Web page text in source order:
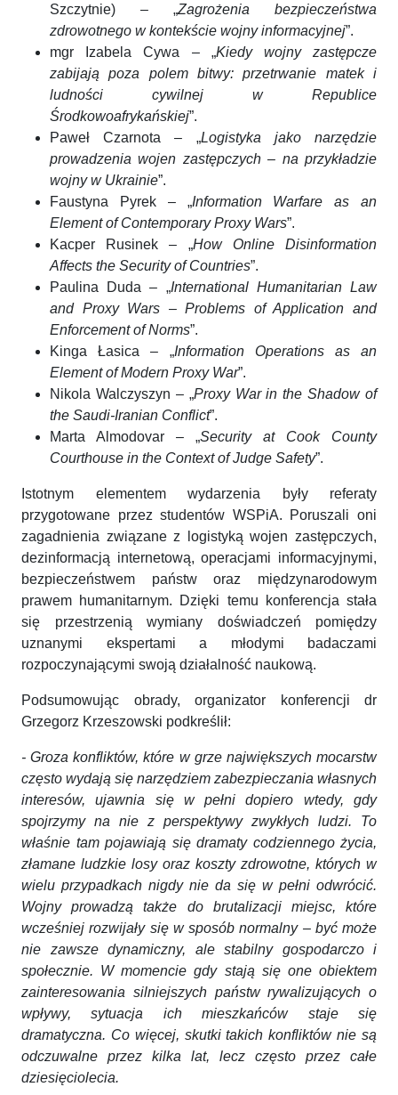
Szczytnie) – „Zagrożenia bezpieczeństwa
zdrowotnego w kontekście wojny informacyjnej”.
mgr Izabela Cywa – „Kiedy wojny zastępcze
zabijają poza polem bitwy: przetrwanie matek i
ludności cywilnej w Republice
Środkowoafrykańskiej”.
Paweł Czarnota – „Logistyka jako narzędzie
prowadzenia wojen zastępczych – na przykładzie
wojny w Ukrainie”.
Faustyna Pyrek – „Information Warfare as an
Element of Contemporary Proxy Wars”.
Kacper Rusinek – „How Online Disinformation
Affects the Security of Countries”.
Paulina Duda – „International Humanitarian Law
and Proxy Wars – Problems of Application and
Enforcement of Norms”.
Kinga Łasica – „Information Operations as an
Element of Modern Proxy War”.
Nikola Walczyszyn – „Proxy War in the Shadow of
the Saudi-Iranian Conflict”.
Marta Almodovar – „Security at Cook County
Courthouse in the Context of Judge Safety”.
Istotnym elementem wydarzenia były referaty
przygotowane przez studentów WSPiA. Poruszali oni
zagadnienia związane z logistyką wojen zastępczych,
dezinformacją internetową, operacjami informacyjnymi,
bezpieczeństwem państw oraz międzynarodowym
prawem humanitarnym. Dzięki temu konferencja stała
się przestrzenią wymiany doświadczeń pomiędzy
uznanymi ekspertami a młodymi badaczami
rozpoczynającymi swoją działalność naukową.
Podsumowując obrady, organizator konferencji dr
Grzegorz Krzeszowski podkreślił:
- Groza konfliktów, które w grze największych mocarstw
często wydają się narzędziem zabezpieczania własnych
interesów, ujawnia się w pełni dopiero wtedy, gdy
spojrzymy na nie z perspektywy zwykłych ludzi. To
właśnie tam pojawiają się dramaty codziennego życia,
złamane ludzkie losy oraz koszty zdrowotne, których w
wielu przypadkach nigdy nie da się w pełni odwrócić.
Wojny prowadzą także do brutalizacji miejsc, które
wcześniej rozwijały się w sposób normalny – być może
nie zawsze dynamiczny, ale stabilny gospodarczo i
społecznie. W momencie gdy stają się one obiektem
zainteresowania silniejszych państw rywalizujących o
wpływy, sytuacja ich mieszkańców staje się
dramatyczna. Co więcej, skutki takich konfliktów nie są
odczuwalne przez kilka lat, lecz często przez całe
dziesięciolecia.